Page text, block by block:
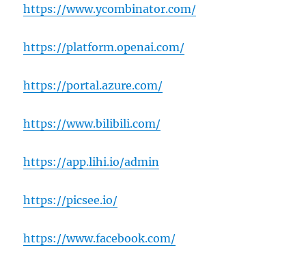
https://www.ycombinator.com/
https://platform.openai.com/
https://portal.azure.com/
https://www.bilibili.com/
https://app.lihi.io/admin
https://picsee.io/
https://www.facebook.com/